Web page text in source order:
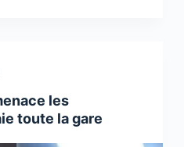
les
toute la gare